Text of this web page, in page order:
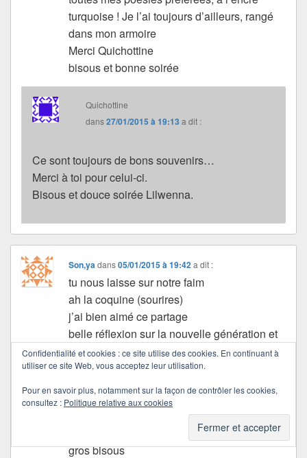
turquoise ! Je l’ai toujours d’ailleurs, rangé
dans mon armoire
Merci Quichottine
bisous et bonne soirée
Quichottine
dans27/01/2015 à 19:13 a dit :
Ce sont toujours de bons souvenirs…
Merci à toi pour celui-ci.
Bisous et douce soirée Lilwenna.
Son,ya dans05/01/2015 à 19:42 a dit :
tu nous laisse sur notre faim
ah la coquine (sourires)
j’ai bien aimé ce partage
belle réflexion sur la nouvelle génération et
l’écriture
c’est tellement vrai ce que tu dis
j’espère que tu as passé un bon weekend
gros bisous
Confidentialité et cookies : ce site utilise des cookies. En continuant à
utiliser ce site Web, vous acceptez leur utilisation.
Pour en savoir plus, notamment sur la façon de contrôler les cookies,
consultez : Politique relative aux cookies